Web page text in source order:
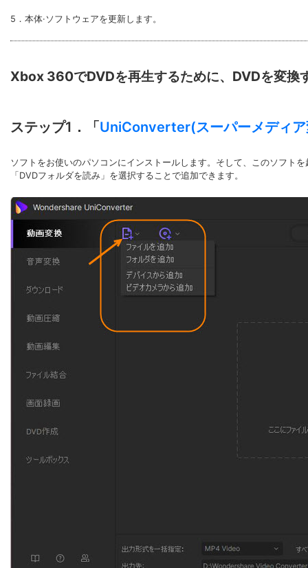
5．本体·ソフトウェアを更新します。
Xbox 360でDVDを再生するために、DVDを変換
ステップ1．「UniConverter(スーパーメディ
ソフトをお使いのパソコンにインストールします。そして、このソフト
「DVDフォルダを読み」を選択することで追加できます。